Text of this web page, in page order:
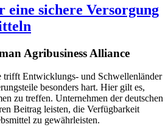
eine sichere Versorgung
Agribusiness Alliance
Entwicklungs- und Schwellenländer
besonders hart. Hier gilt es,
zu treffen. Unternehmen der deutschen
Beitrag leisten, die Verfügbarkeit
zu gewährleisten.